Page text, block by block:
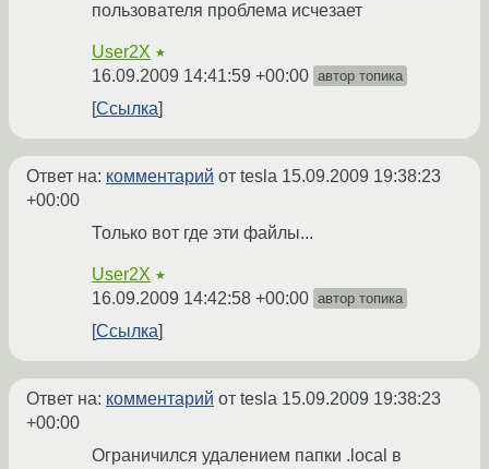
пользователя проблема исчезает
User2X ★
16.09.2009 14:41:59 +00:00 автор топика
Ссылка
Ответ на: комментарий от tesla 15.09.2009 19:38:23
+00:00
Только вот где эти файлы...
User2X ★
16.09.2009 14:42:58 +00:00 автор топика
Ссылка
Ответ на: комментарий от tesla 15.09.2009 19:38:23
+00:00
Ограничился удалением папки .local в